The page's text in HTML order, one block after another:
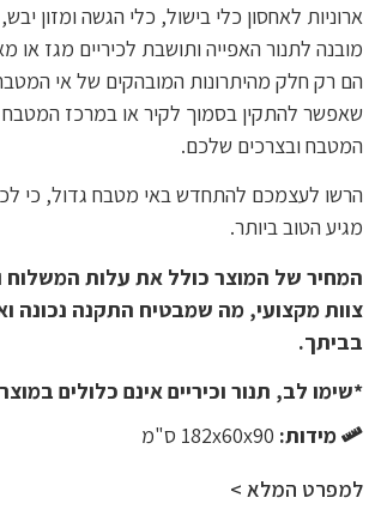
ארוניות לאחסון כלי בישול, כלי הגשה ומזון
מובנה לתנור האפייה ותושבת לכיריים מגז או
הם רק חלק מהיתרונות המובהקים של אי
שאפשר להתקין בסמוך לקיר או במרכז המטבח
המטבח ובצרכים שלכם.
הרשו לעצמכם להתחדש באי מטבח גדול, כי
מגיע הטוב ביותר.
המחיר של המוצר כולל את עלות המשלוח
צוות מקצועי, מה שמבטיח התקנה נכונה
בביתך.
*שימו לב, תנור וכיריים אינם כלולים
מידות: 182x60x90 ס"מ
למפרט המלא >